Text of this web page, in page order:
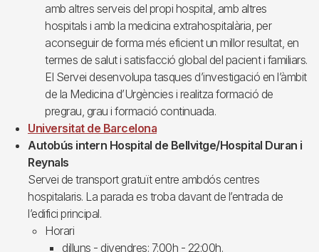
amb altres serveis del propi hospital, amb altres
hospitals i amb la medicina extrahospitalària, per
aconseguir de forma més eficient un millor resultat, en
termes de salut i satisfacció global del pacient i familiars.
El Servei desenvolupa tasques d’investigació en l’àmbit
de la Medicina d’Urgències i realitza formació de
pregrau, grau i formació continuada.
Universitat de Barcelona
Autobús intern Hospital de Bellvitge/Hospital Duran i
Reynals
Servei de transport gratuït entre ambdós centres
hospitalaris. La parada es troba davant de l’entrada de
l’edifici principal.
Horari
dilluns - divendres: 7:00h - 22:00h.